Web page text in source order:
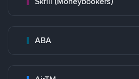
ABA